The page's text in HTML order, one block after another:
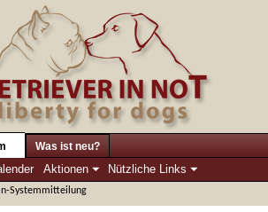
Aktionen Nützliche Links
Was ist neu?
Systemmitteilung